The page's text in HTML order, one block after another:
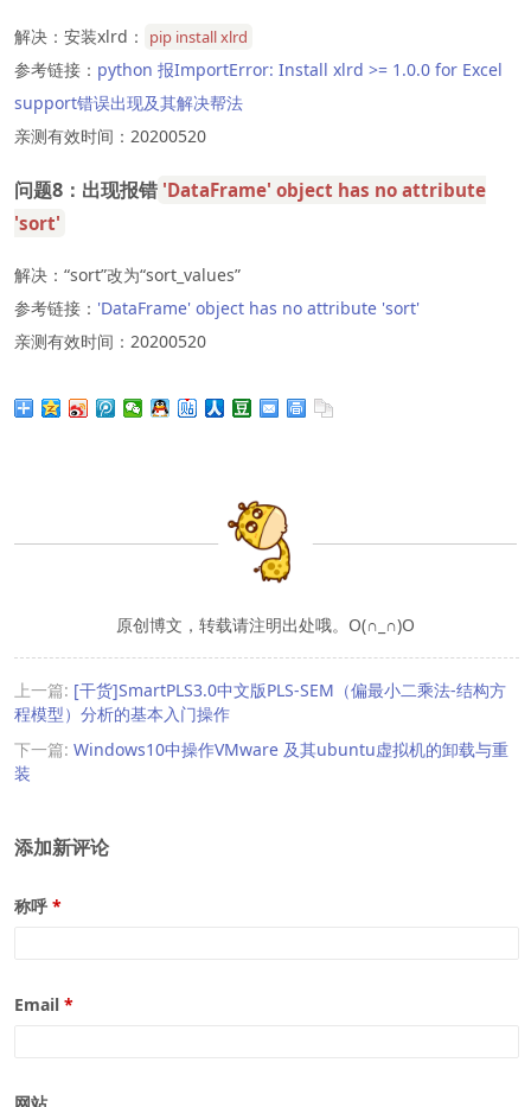
解决：安装xlrd： pip install xlrd
参考链接： python 报ImportError: Install xlrd >= 1.0.0 for Excel
support错误出现及其解决帮法
亲测有效时间：20200520
问题8：出现报错 'DataFrame' object has no attribute
'sort'
解决：“sort”改为“sort_values”
参考链接： 'DataFrame' object has no attribute 'sort'
亲测有效时间：20200520
原创博文，转载请注明出处哦。O(∩_∩)O
上一篇: [干货]SmartPLS3.0中文版PLS-SEM（偏最小二乘法-结构方
程模型）分析的基本入门操作
下一篇: Windows10中操作VMware 及其ubuntu虚拟机的卸载与重
装
添加新评论
称呼
Email